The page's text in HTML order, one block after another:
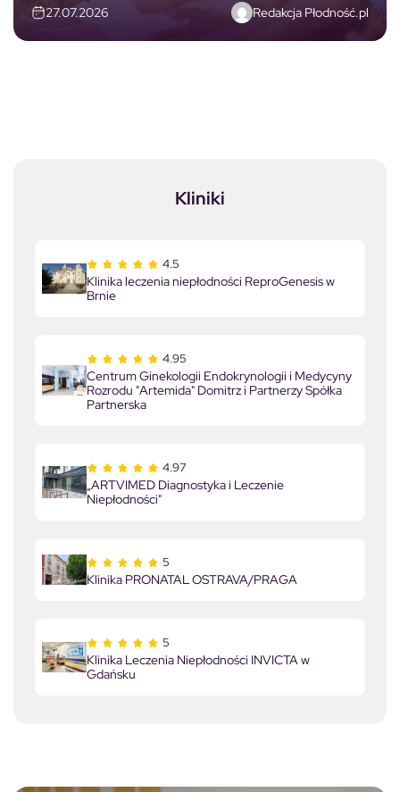
27.07.2026 Redakcja Płodność.pl
Kliniki
4.5
Klinika leczenia niepłodności ReproGenesis w
Brnie
4.95
Centrum Ginekologii Endokrynologii i Medycyny
Rozrodu "Artemida" Domitrz i Partnerzy Spółka
Partnerska
4.97
„ARTVIMED Diagnostyka i Leczenie
Niepłodności"
5
Klinika PRONATAL OSTRAVA/PRAGA
5
Klinika Leczenia Niepłodności INVICTA w
Gdańsku